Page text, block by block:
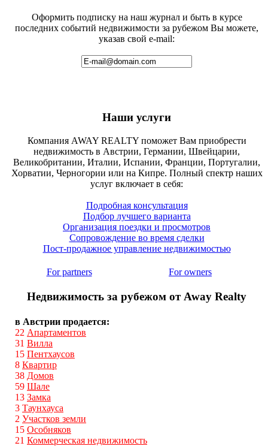
Оформить подписку на наш журнал и быть в курсе
последних событий недвижимости за рубежом Вы можете,
указав свой e-mail:
Наши услуги
Компания AWAY REALTY поможет Вам приобрести
недвижимость в Австрии, Германии, Швейцарии,
Великобритании, Италии, Испании, Франции, Португалии,
Хорватии, Черногории или на Кипре. Полный спектр наших
услуг включает в себя:
Подробная консультация
Подбор лучшего варианта
Организация поездки и просмотров
Сопровождение во время сделки
Пост-продажное управление недвижимостью
For partners For owners
Недвижимость за рубежом от Away Realty
в Австрии продается:
22 Апартаментов
31 Вилла
15 Пентхаусов
8 Квартир
38 Домов
59 Шале
13 Замка
3 Таунхауса
2 Участков земли
15 Особняков
21 Коммерческая недвижимость